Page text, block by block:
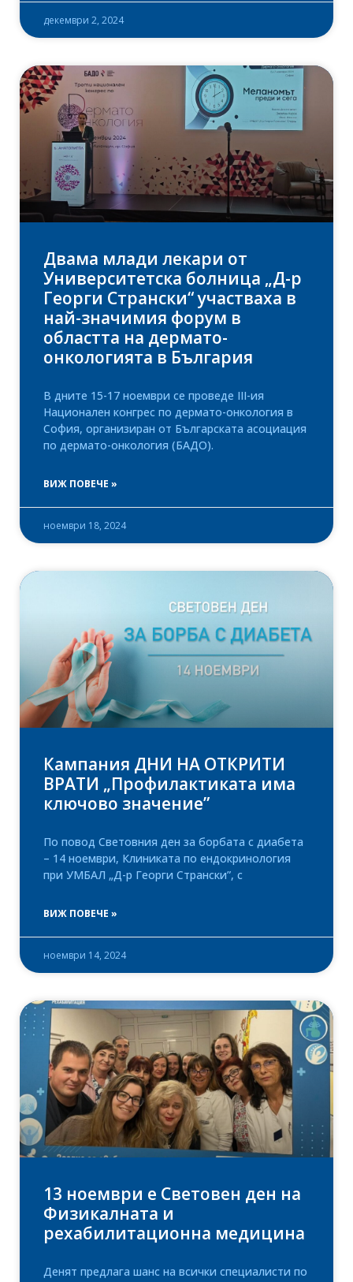
декември 2, 2024
Двама млади лекари от
Университетска болница „Д-р
Георги Странски“ участваха в
най-значимия форум в
областта на дермато-
онкологията в България
В дните 15-17 ноември се проведе III-ия
Национален конгрес по дермато-онкология в
София, организиран от Българската асоциация
по дермато-онкология (БАДО).
ВИЖ ПОВЕЧЕ »
ноември 18, 2024
Кампания ДНИ НА ОТКРИТИ
ВРАТИ „Профилактиката има
ключово значение”
По повод Световния ден за борбата с диабета
– 14 ноември, Клиниката по ендокринология
при УМБАЛ „Д-р Георги Странски”, с
ВИЖ ПОВЕЧЕ »
ноември 14, 2024
13 ноември е Световен ден на
Физикалната и
рехабилитационна медицина
Денят предлага шанс на всички специалисти по